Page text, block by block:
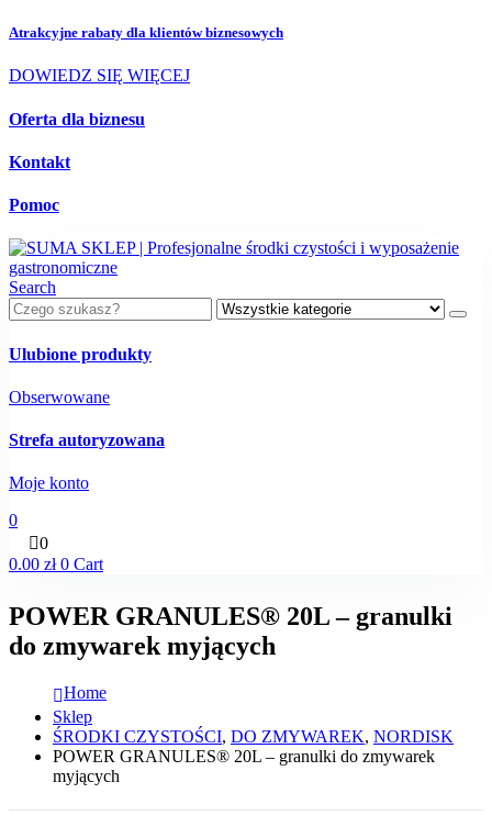
Atrakcyjne rabaty dla klientów biznesowych
DOWIEDZ SIĘ WIĘCEJ
Oferta dla biznesu
Kontakt
Pomoc
Search
Ulubione produkty
Obserwowane
Strefa autoryzowana
Moje konto
0
0
0.00 zł 0 Cart
POWER GRANULES® 20L – granulki
do zmywarek myjących
Home
Sklep
ŚRODKI CZYSTOŚCI, DO ZMYWAREK, NORDISK
POWER GRANULES® 20L – granulki do zmywarek
myjących